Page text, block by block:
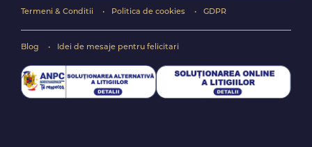
Termeni & Conditii Politica de cookies GDPR
Blog Idei de mesaje pentru felicitari